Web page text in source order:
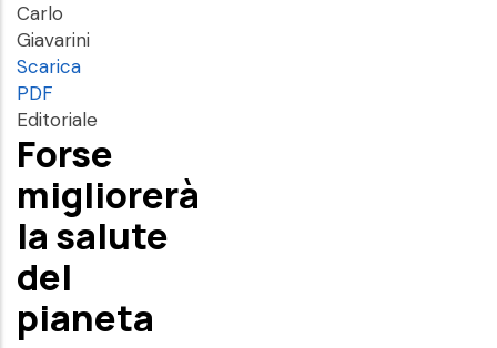
Carlo
Giavarini
Scarica
PDF
Editoriale
Forse
migliorerà
la salute
del
pianeta